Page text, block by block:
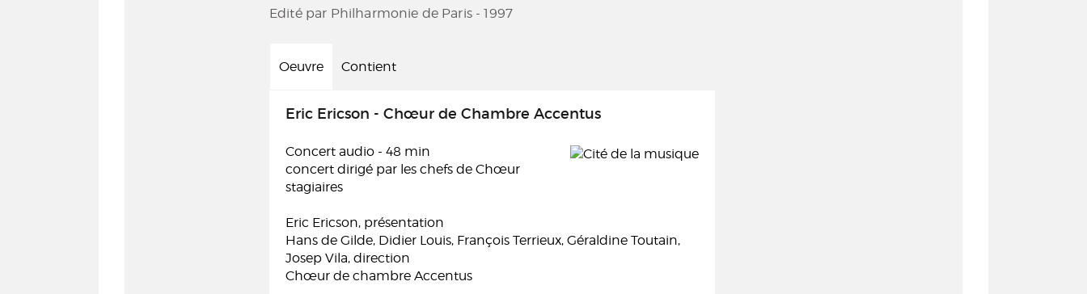
Edité par Philharmonie de Paris - 1997
Oeuvre Contient
Eric Ericson - Chœur de Chambre Accentus
Concert audio - 48 min
concert dirigé par les chefs de Chœur
stagiaires
Eric Ericson, présentation
Hans de Gilde, Didier Louis, François Terrieux, Géraldine Toutain,
Josep Vila, direction
Chœur de chambre Accentus